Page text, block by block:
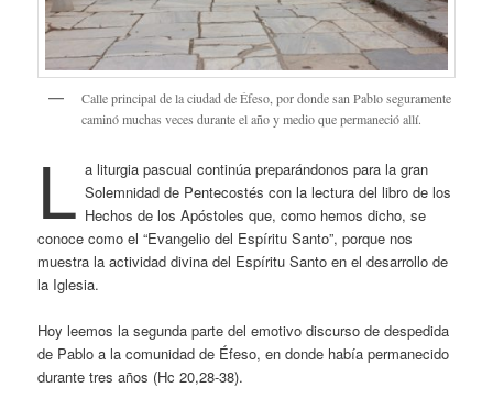
Calle principal de la ciudad de Éfeso, por donde san Pablo seguramente
caminó muchas veces durante el año y medio que permaneció allí.
L a liturgia pascual continúa preparándonos para la gran
Solemnidad de Pentecostés con la lectura del libro de los
Hechos de los Apóstoles que, como hemos dicho, se
conoce como el “Evangelio del Espíritu Santo”, porque nos
muestra la actividad divina del Espíritu Santo en el desarrollo de
la Iglesia.
Hoy leemos la segunda parte del emotivo discurso de despedida
de Pablo a la comunidad de Éfeso, en donde había permanecido
durante tres años (Hc 20,28-38).